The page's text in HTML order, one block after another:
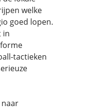
welke
goed lopen.
in
tactieken
naar